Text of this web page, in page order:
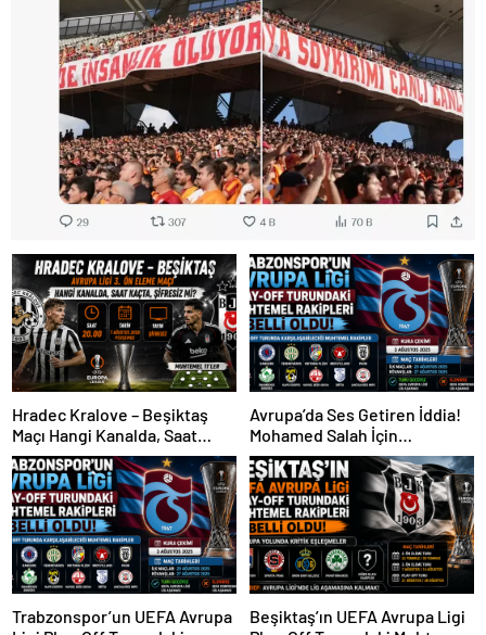
Hradec Kralove – Beşiktaş
Maçı Hangi Kanalda, Saat
Kaçta, Şifresiz Mi?
Avrupa’da Ses Getiren İddia!
Mohamed Salah İçin
Trabzonspor Sürprizi
Trabzonspor’un UEFA Avrupa
Beşiktaş’ın UEFA Avrupa Ligi